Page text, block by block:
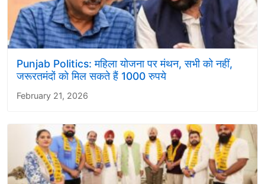
Punjab Politics: महिला योजना पर मंथन, सभी को नहीं,
जरूरतमंदों को मिल सकते हैं 1000 रुपये
February 21, 2026